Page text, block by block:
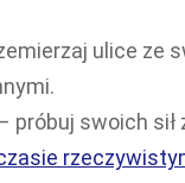
ulice ze
próbuj swoich sił